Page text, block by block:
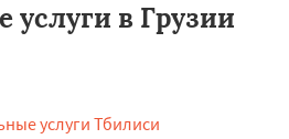
услуги в Грузии